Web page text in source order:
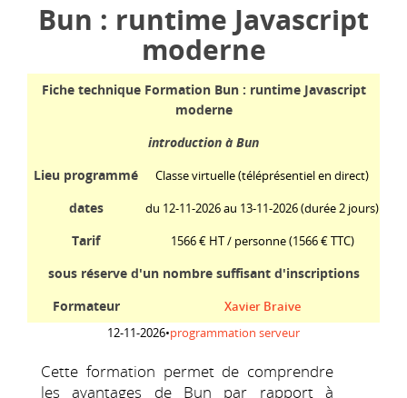
Bun : runtime Javascript
moderne
Fiche technique Formation Bun : runtime Javascript
moderne
introduction à Bun
Lieu programmé
Classe virtuelle (téléprésentiel en direct)
dates du 12-11-2026 au 13-11-2026 (durée 2 jours)
Tarif 1566 € HT / personne(1566 € TTC)
sous réserve d'un nombre suffisant d'inscriptions
Formateur
Xavier Braive
12-11-2026•programmation serveur
Cette formation permet de comprendre
les avantages de Bun par rapport à